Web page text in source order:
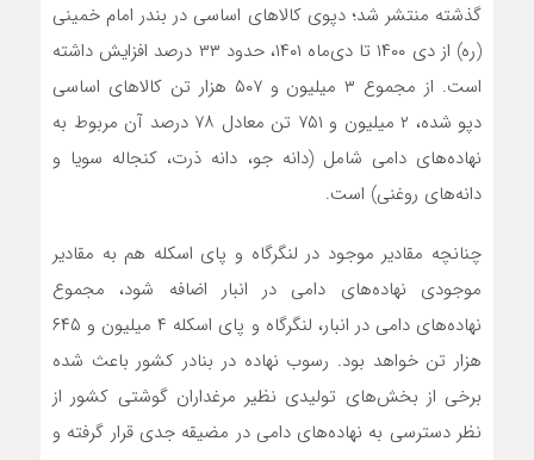
گذشته منتشر شد؛ دپوی کالاهای اساسی در بندر امام خمینی
(ره) از دی ۱۴۰۰ تا دی‌ماه ۱۴۰۱، حدود ۳۳ درصد افزایش داشته
است. از مجموع ۳ میلیون و ۵۰۷ هزار تن کالاهای اساسی
دپو شده، ۲ میلیون و ۷۵۱ تن معادل ۷۸ درصد آن مربوط به
نهاده‌های دامی شامل (دانه جو، دانه ذرت، کنجاله سویا و
دانه‌های روغنی) است.
چنانچه مقادیر موجود در لنگرگاه و پای اسکله هم به مقادیر
موجودی نهاده‌های دامی در انبار اضافه شود، مجموع
نهاده‌های دامی در انبار، لنگرگاه و پای اسکله ۴ میلیون و ۶۴۵
هزار تن خواهد بود. رسوب نهاده در بنادر کشور باعث شده
برخی از بخش‌های تولیدی نظیر مرغداران گوشتی کشور از
نظر دسترسی به نهاده‌های دامی در مضیقه جدی قرار گرفته و